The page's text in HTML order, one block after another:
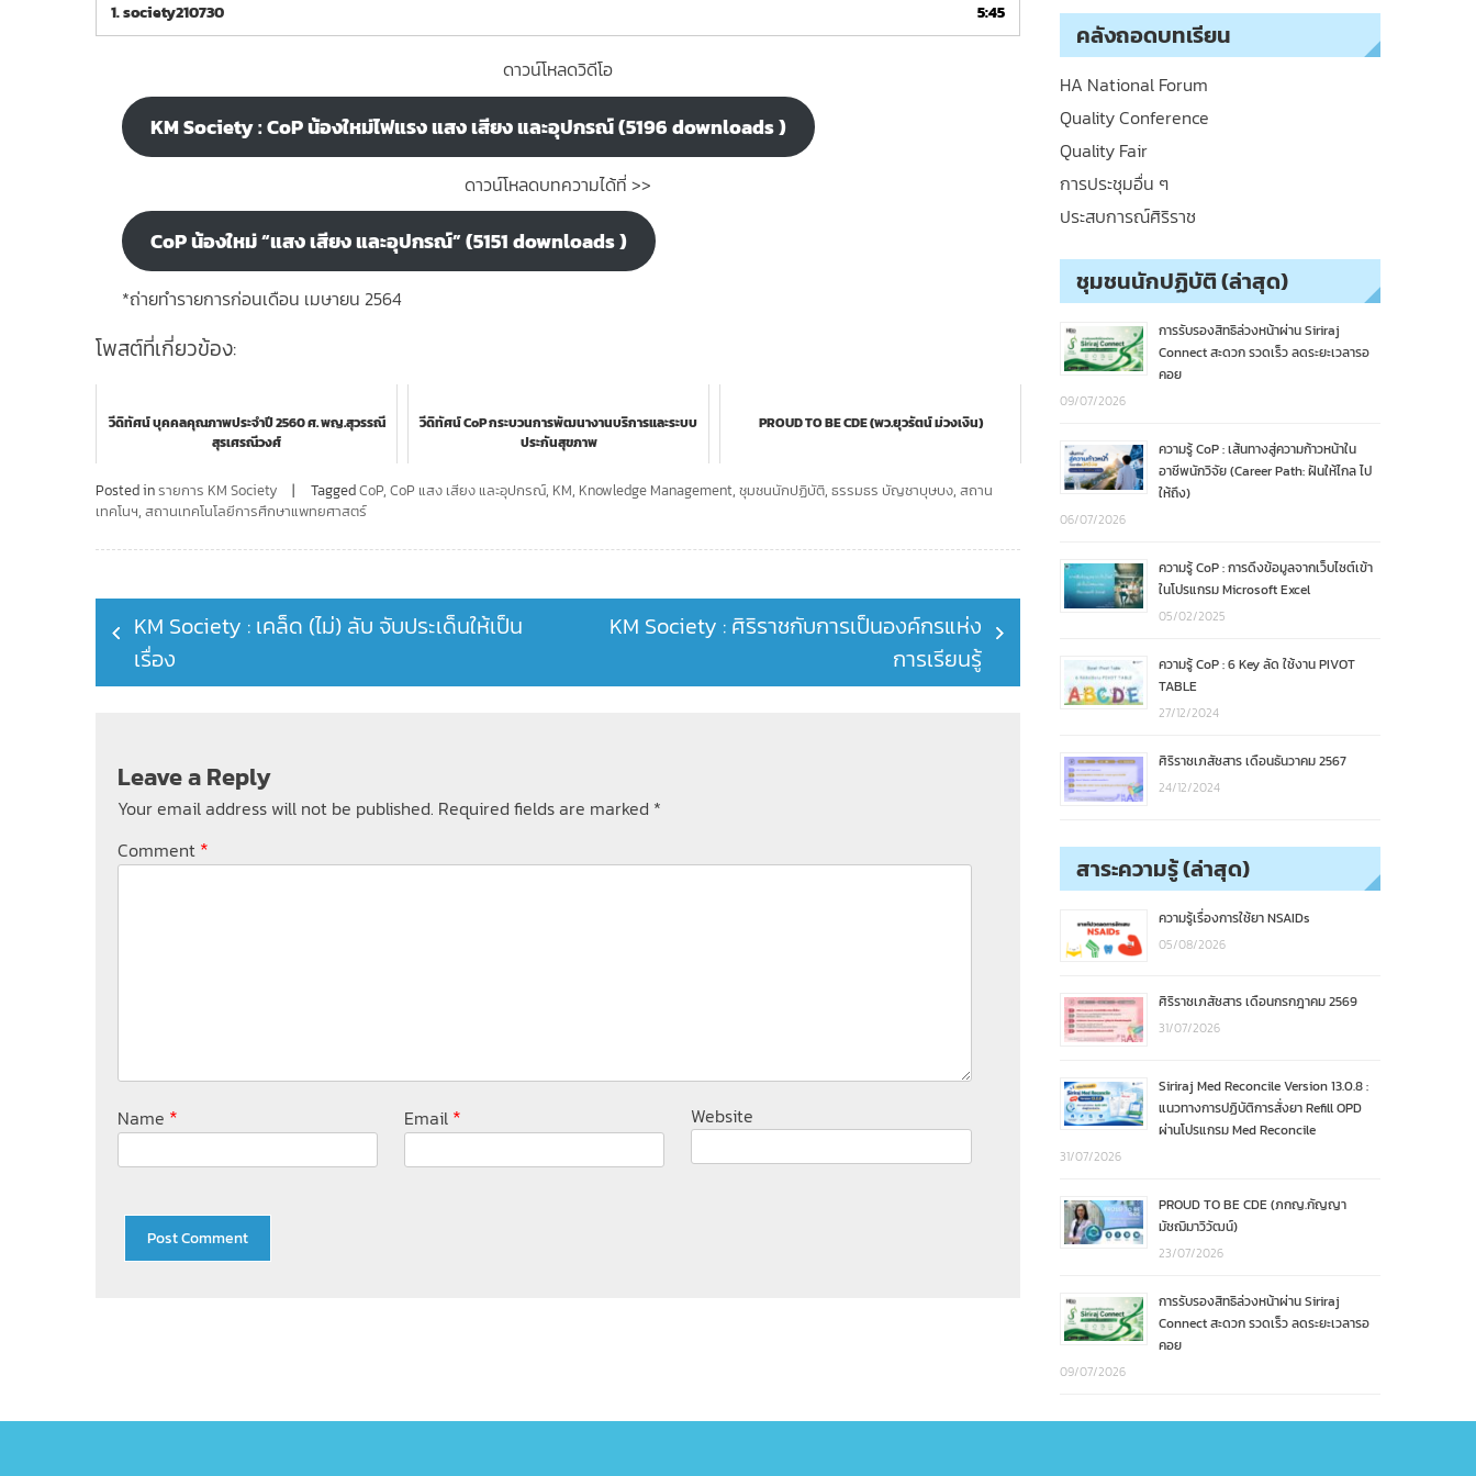
1.society210730 5:45
ดาวน์โหลดวิดีโอ
KM Society : CoP น้องใหม่ไฟแรง แสง เสียง และอุปกรณ์ (5196 downloads )
ดาวน์โหลดบทความได้ที่ >>
CoP น้องใหม่ “แสง เสียง และอุปกรณ์” (5151 downloads )
*ถ่ายทำรายการก่อนเดือน เมษายน 2564
โพสต์ที่เกี่ยวข้อง:
วีดิทัศน์ บุคคลคุณภาพประจำปี 2560 ศ. พญ.สุวรรณี
สุรเศรณีวงศ์
วีดิทัศน์ CoP กระบวนการพัฒนางานบริการและระบบ
ประกันสุขภาพ
PROUD TO BE CDE (พว.ยุวรัตน์ ม่วงเงิน)
Posted inรายการ KM Society TaggedCoP, CoP แสง เสียง และอุปกรณ์, KM, Knowledge Management, ชุมชนนักปฏิบัติ, ธรรมธร บัญชาบุษบง, สถาน
เทคโนฯ, สถานเทคโนโลยีการศึกษาแพทยศาสตร์
Post
navigation
KM Society : เคล็ด (ไม่) ลับ จับประเด็นให้เป็น
เรื่อง
KM Society : ศิริราชกับการเป็นองค์กรแห่ง
การเรียนรู้
Leave a Reply
Your email address will not be published. Required fields are marked *
Comment *
Name * Email * Website
คลังถอดบทเรียน
HA National Forum
Quality Conference
Quality Fair
การประชุมอื่น ๆ
ประสบการณ์ศิริราช
ชุมชนนักปฏิบัติ (ล่าสุด)
การรับรองสิทธิล่วงหน้าผ่าน Siriraj
Connect สะดวก รวดเร็ว ลดระยะเวลารอ
คอย
09/07/2026
ความรู้ CoP : เส้นทางสู่ความก้าวหน้าใน
อาชีพนักวิจัย (Career Path: ฝันให้ไกล ไป
ให้ถึง)
06/07/2026
ความรู้ CoP : การดึงข้อมูลจากเว็บไซต์เข้า
ในโปรแกรม Microsoft Excel
05/02/2025
ความรู้ CoP : 6 Key ลัด ใช้งาน PIVOT
TABLE
27/12/2024
ศิริราชเภสัชสาร เดือนธันวาคม 2567
24/12/2024
สาระความรู้ (ล่าสุด)
ความรู้เรื่องการใช้ยา NSAIDs
05/08/2026
ศิริราชเภสัชสาร เดือนกรกฎาคม 2569
31/07/2026
Siriraj Med Reconcile Version 13.0.8 :
แนวทางการปฏิบัติการสั่งยา Refill OPD
ผ่านโปรแกรม Med Reconcile
31/07/2026
PROUD TO BE CDE (ภกญ.กัญญา
มัชฌิมาวิวัฒน์)
23/07/2026
การรับรองสิทธิล่วงหน้าผ่าน Siriraj
Connect สะดวก รวดเร็ว ลดระยะเวลารอ
คอย
09/07/2026